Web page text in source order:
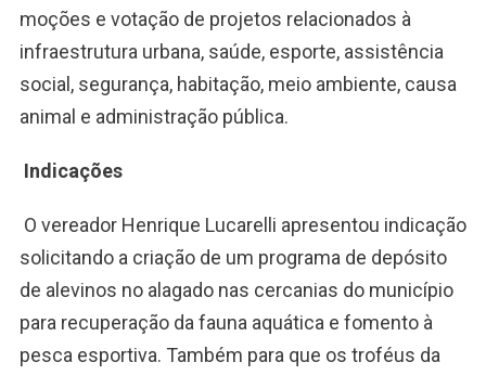
moções e votação de projetos relacionados à
infraestrutura urbana, saúde, esporte, assistência
social, segurança, habitação, meio ambiente, causa
animal e administração pública.
Indicações
O vereador Henrique Lucarelli apresentou indicação
solicitando a criação de um programa de depósito
de alevinos no alagado nas cercanias do município
para recuperação da fauna aquática e fomento à
pesca esportiva. Também para que os troféus da